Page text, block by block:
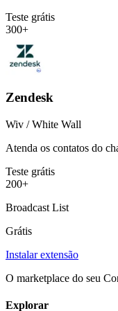
Teste grátis
300+
Zendesk
Wiv / White Wall
Atenda os contatos do
Teste grátis
200+
Broadcast List
Grátis
Instalar extensão
O marketplace do seu
Explorar